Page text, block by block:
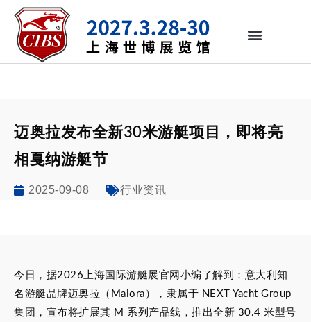
迈奥拉发布全新30米游艇项目，即将亮
相戛纳游艇节
2025-09-08 行业资讯
今日，据2026上海国际游艇展官网小编了解到：意大利知
名游艇品牌迈奥拉（Maiora），隶属于 NEXT Yacht Group
集团，宣布将扩展其 M 系列产品线，推出全新 30.4 米型号